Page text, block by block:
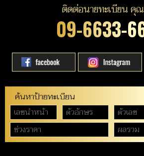
ติดต่อนายทะเบียน คุ
09-6633-
ค้นหาป้ายทะเบียน